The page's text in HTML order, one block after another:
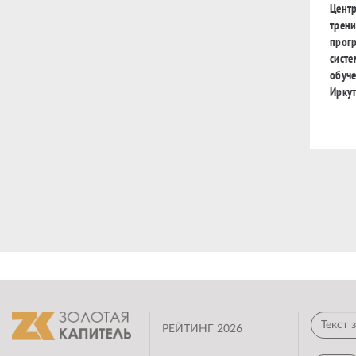
РЕЙТИНГ 2026